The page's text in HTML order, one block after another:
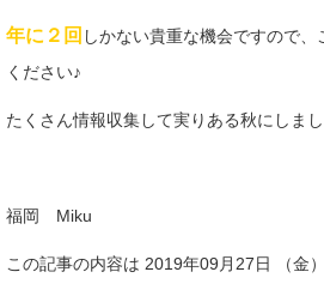
年に２回 しかない貴重な機会ですので
ください♪
たくさん情報収集して実りある秋にしま
福岡 Miku
この記事の内容は 2019年09月27日 （金